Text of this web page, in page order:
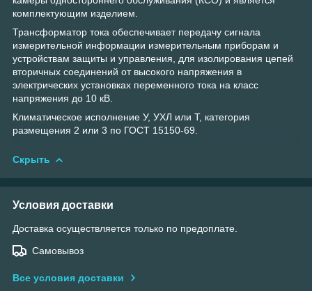
комплектующим изделием.
Трансформатор тока обеспечивает передачу сигнала
измерительной информации измерительным приборам и
устройствам защиты и управления, для изолирования цепей
вторичных соединений от высокого напряжения в
электрических установках переменного тока на класс
напряжения до 10 кВ.
Климатическое исполнение У, УХЛ или Т, категория
размещения 2 или 3 по ГОСТ 15150-69.
Скрыть
Условия доставки
Доставка осуществляется только по предоплате.
Самовывоз
Все условия доставки